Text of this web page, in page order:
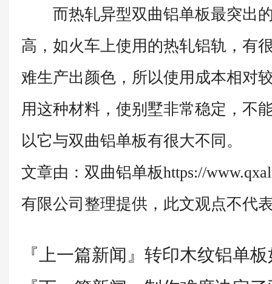
而热轧异型双曲铝单板最突出的
高，如火车上使用的热轧铝轨，有
难生产出颜色，所以使用成本相对
用这种材料，使别墅非常稳定，不
以它与双曲铝单板有很大不同。
文章由：双曲铝单板https://
有限公司整理提供，此文观点不代
『上一篇新闻』 转印木纹铝单